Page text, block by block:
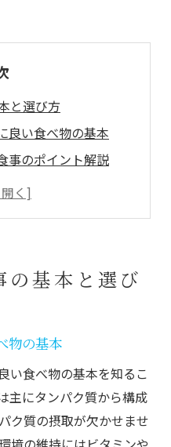
と選び方
良い食べ物の基本
事のポイント解説
策食事を選ぶコツ
食事メニュー紹介
の人気食材を徹底解説
で意識したい栄養素
ニューのポイント紹介
食材の特徴と調理法
際の効果を検証
の基本と選び
物の基本
い食べ物の基本を知るこ
主にタンパク質から構成
ク質の摂取が欠かせませ